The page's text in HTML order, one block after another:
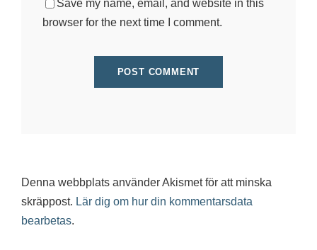
Save my name, email, and website in this
browser for the next time I comment.
Denna webbplats använder Akismet för att minska
skräppost. Lär dig om hur din kommentarsdata
bearbetas.